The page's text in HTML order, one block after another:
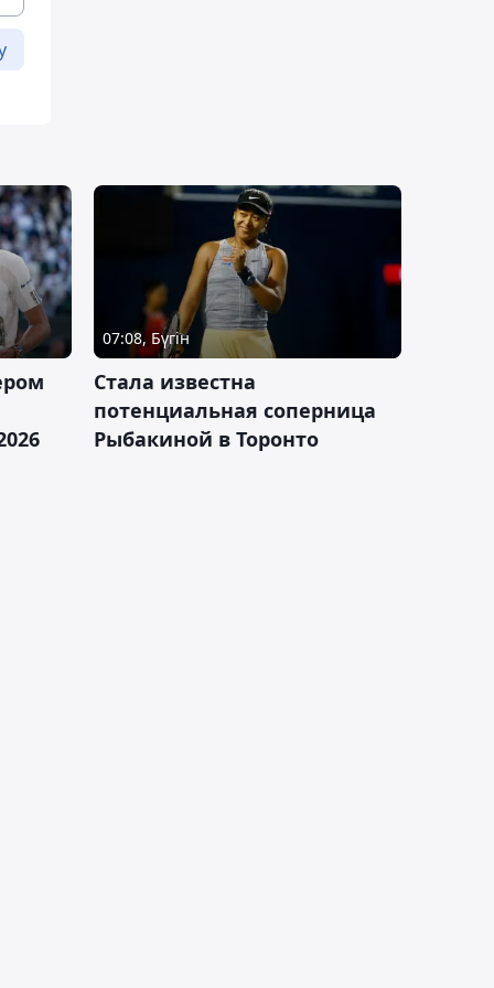
07:08, Бүгін
Cтала известна
потенциальная соперница
Рыбакиной в Торонто